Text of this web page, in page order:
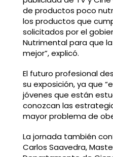
de productos poco
los productos que
solicitados por el
Nutrimental para que
mejor”, explicó.
El futuro profesional
su exposición, ya que
jóvenes que están
conozcan las
mayor problema de
La jornada también
Carlos Saavedra,